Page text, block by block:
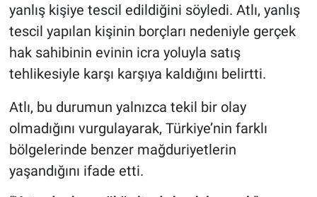
yanlış kişiye tescil edildiğini söyledi. Atlı, yanlış
tescil yapılan kişinin borçları nedeniyle gerçek
hak sahibinin evinin icra yoluyla satış
tehlikesiyle karşı karşıya kaldığını belirtti.
Atlı, bu durumun yalnızca tekil bir olay
olmadığını vurgulayarak, Türkiye’nin farklı
bölgelerinde benzer mağduriyetlerin
yaşandığını ifade etti.